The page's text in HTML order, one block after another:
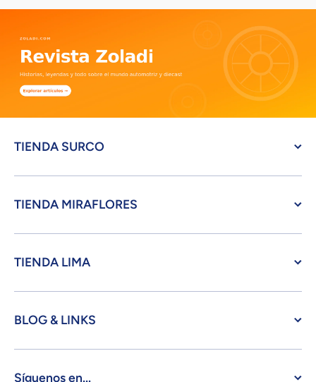
TIENDA SURCO
TIENDA MIRAFLORES
TIENDA LIMA
BLOG & LINKS
Síguenos en...